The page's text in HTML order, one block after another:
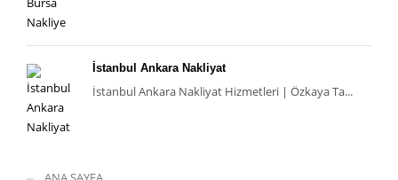
Ofis ve İş Yeri Taşımacılığı
Elektronik cihazların ve ofis ekipmanlarının uzman ellerle
taşınması.
Taşınma sürecinin müşterinin iş akışını aksatmayacak şekilde
planlanması.
Özel Eşya Taşıma
İstanbul Ankara Nakliyat
İstanbul Ankara Nakliyat Hizmetleri | Özkaya Ta...